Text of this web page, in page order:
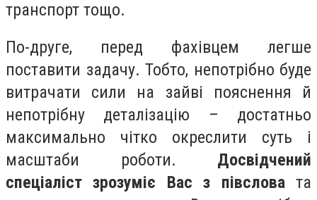
транспорт тощо.
По-друге, перед фахівцем легше
поставити задачу. Тобто, непотрібно буде
витрачати сили на зайві пояснення й
непотрібну деталізацію – достатньо
максимально чітко окреслити суть і
масштаби роботи. Досвідчений
спеціаліст зрозуміє Вас з півсловата